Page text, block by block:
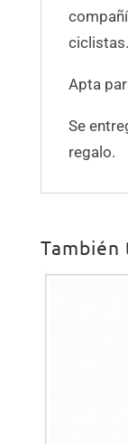
ciclistas.
Apta
Se
regalo.